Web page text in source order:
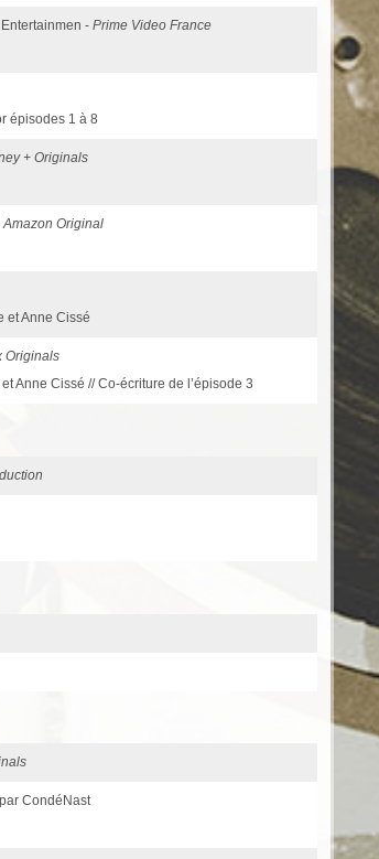
- Prime Video France
épisodes 1 à 8
+ Originals
Amazon Original
et Anne Cissé
Originals
Anne Cissé // Co-écriture de l’épisode 3
CondéNast